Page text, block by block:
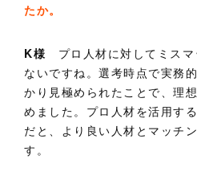
たか。
K様 プロ人材に対してミス
ないですね。選考時点で実務
かり見極められたことで、理
めました。プロ人材を活用す
だと、より良い人材とマッチ
す。